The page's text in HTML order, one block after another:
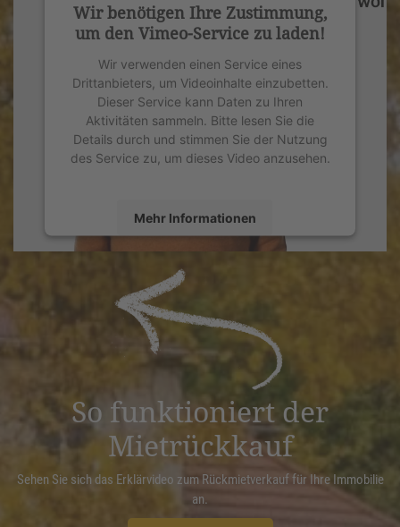
Wir benötigen Ihre Zustimmung,
um den Vimeo-Service zu laden!
Wir verwenden einen Service eines
Drittanbieters, um Videoinhalte einzubetten.
Dieser Service kann Daten zu Ihren
Aktivitäten sammeln. Bitte lesen Sie die
Details durch und stimmen Sie der Nutzung
des Service zu, um dieses Video anzusehen.
Mehr Informationen
powered by
Management Platform
So funktioniert der
Mietrückkauf
Sehen Sie sich das Erklärvideo zum Rückmietverkauf für Ihre Immobilie
an.